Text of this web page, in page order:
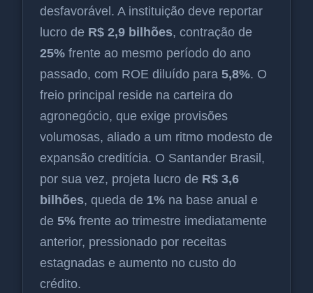
desfavorável. A instituição deve reportar
lucro de R$ 2,9 bilhões, contração de
25% frente ao mesmo período do ano
passado, com ROE diluído para 5,8%. O
freio principal reside na carteira do
agronegócio, que exige provisões
volumosas, aliado a um ritmo modesto de
expansão creditícia. O Santander Brasil,
por sua vez, projeta lucro de R$ 3,6
bilhões, queda de 1% na base anual e
de 5% frente ao trimestre imediatamente
anterior, pressionado por receitas
estagnadas e aumento no custo do
crédito.